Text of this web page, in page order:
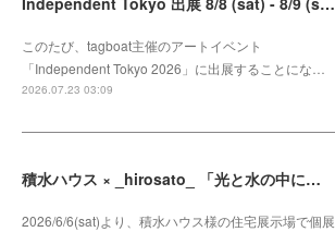
このたび、tagboat主催のアートイベント
「Independent Tokyo 2026」に出展することにな…
2026.07.23 03:09
積水ハウス × _hirosato_ 「光と水の中に咲く」
2026/6/6(sat)より、積水ハウス様の住宅展示場で個展